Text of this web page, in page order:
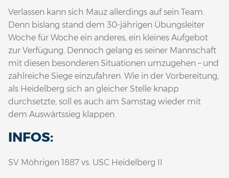
Verlassen kann sich Mauz allerdings auf sein Team.
Denn bislang stand dem 30-jährigen Übungsleiter
Woche für Woche ein anderes, ein kleines Aufgebot
zur Verfügung. Dennoch gelang es seiner Mannschaft
mit diesen besonderen Situationen umzugehen – und
zahlreiche Siege einzufahren. Wie in der Vorbereitung,
als Heidelberg sich an gleicher Stelle knapp
durchsetzte, soll es auch am Samstag wieder mit
dem Auswärtssieg klappen.
INFOS:
SV Möhrigen 1887 vs. USC Heidelberg II